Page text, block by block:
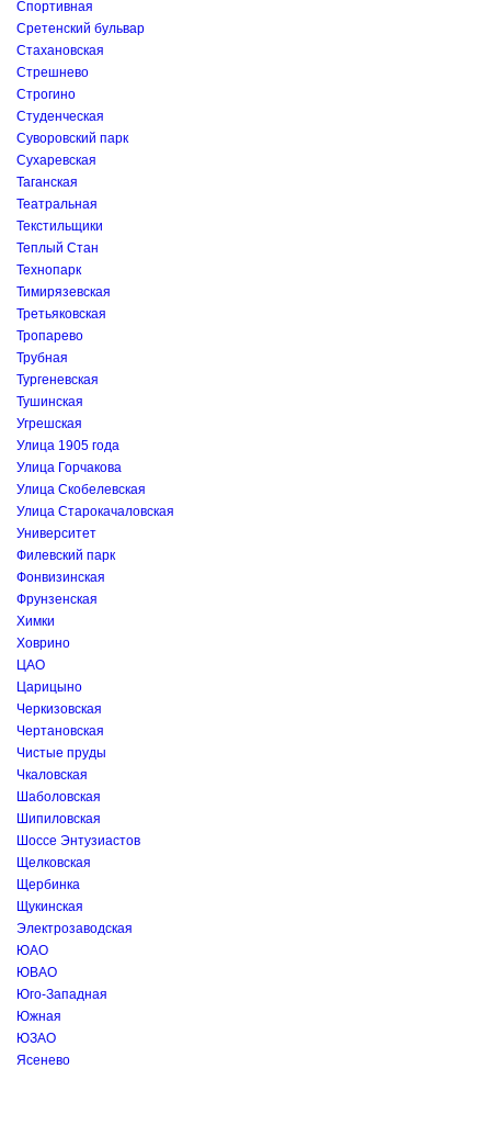
Спортивная
Сретенский бульвар
Стахановская
Стрешнево
Строгино
Студенческая
Суворовский парк
Сухаревская
Таганская
Театральная
Текстильщики
Теплый Стан
Технопарк
Тимирязевская
Третьяковская
Тропарево
Трубная
Тургеневская
Тушинская
Угрешская
Улица 1905 года
Улица Горчакова
Улица Скобелевская
Улица Старокачаловская
Университет
Филевский парк
Фонвизинская
Фрунзенская
Химки
Ховрино
ЦАО
Царицыно
Черкизовская
Чертановская
Чистые пруды
Чкаловская
Шаболовская
Шипиловская
Шоссе Энтузиастов
Щелковская
Щербинка
Щукинская
Электрозаводская
ЮАО
ЮВАО
Юго-Западная
Южная
ЮЗАО
Ясенево